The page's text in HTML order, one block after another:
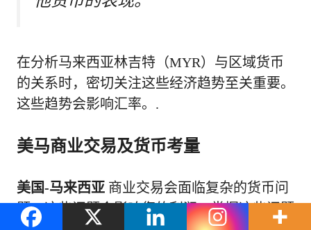
在分析马来西亚林吉特（MYR）与区域货币
的关系时，密切关注这些经济趋势至关重要。
这些趋势会影响汇率。.
美马商业交易及货币考量
美国-马来西亚 商业交易会面临复杂的货币问
题，这些问题会影响您的利润。掌握这些问题